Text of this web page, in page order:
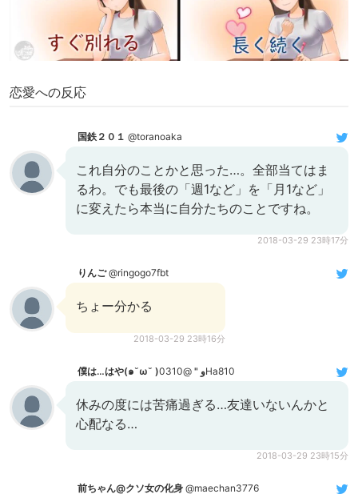
恋愛への反応
国鉄２０１ @toranoaka
これ自分のことかと思った…。全部当てはま
るわ。でも最後の「週1など」を「月1など」
に変えたら本当に自分たちのことですね。
2018-03-29 23時17分
りんご@ringogo7fbt
ちょー分かる
2018-03-29 23時16分
僕は…はや(๑˘ω˘ )و "@0310Ha810
休みの度には苦痛過ぎる…友達いないんかと
心配なる…
2018-03-29 23時15分
前ちゃん@クソ女の化身 @maechan3776